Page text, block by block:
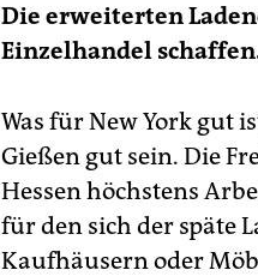
Die erweiterten
Einzelhandel
Was für New York gut
Gießen gut sein. Die
Hessen höchstens
für den sich der späte
Kaufhäusern oder